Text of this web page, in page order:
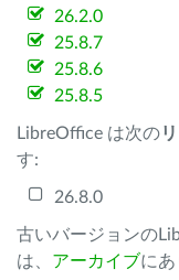
26.2.0
25.8.7
25.8.6
25.8.5
LibreOffice は次の
す:
26.8.0
古いバージョンの
は、 アーカイブに